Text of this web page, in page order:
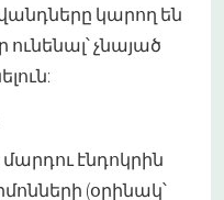
կարող են
չնայած
էնդոկրին
(օրինակ՝